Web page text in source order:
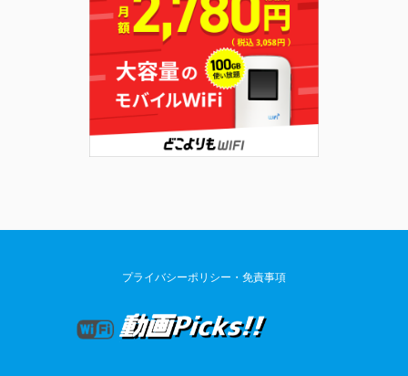
プライバシーポリシー・免責事項